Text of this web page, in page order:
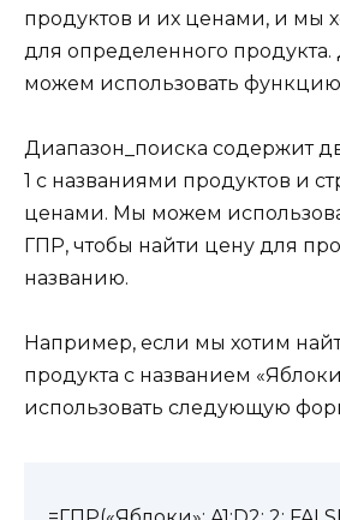
продуктов и их ценами, и мы
для определенного продукта.
можем использовать
Диапазон_поиска содержит
1 с названиями продуктов и
ценами. Мы можем
ГПР, чтобы найти цену для
названию.
Например, если мы хотим
продукта с названием
использовать следующую